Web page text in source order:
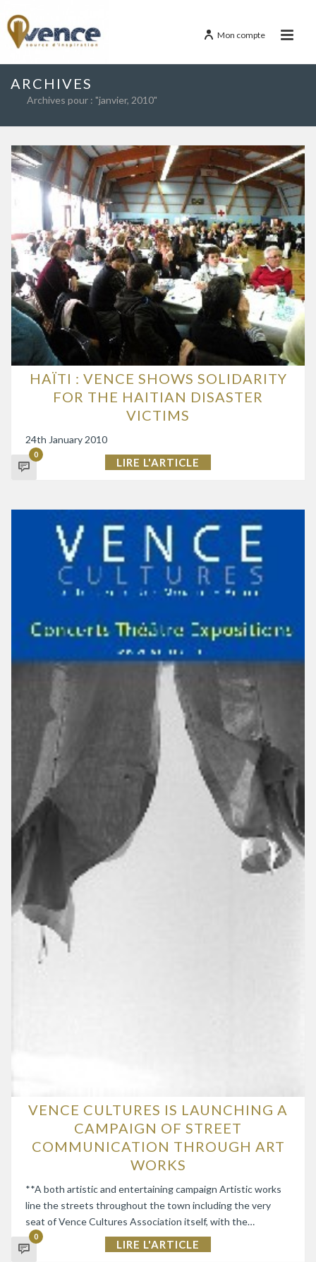
Mon compte
ARCHIVES
Archives pour : "janvier, 2010"
HAÏTI : VENCE SHOWS SOLIDARITY
FOR THE HAITIAN DISASTER
VICTIMS
24th January 2010
0
LIRE L'ARTICLE
VENCE CULTURES IS LAUNCHING A
CAMPAIGN OF STREET
COMMUNICATION THROUGH ART
WORKS
**A both artistic and entertaining campaign Artistic works
line the streets throughout the town including the very
seat of Vence Cultures Association itself, with the…
0
LIRE L'ARTICLE